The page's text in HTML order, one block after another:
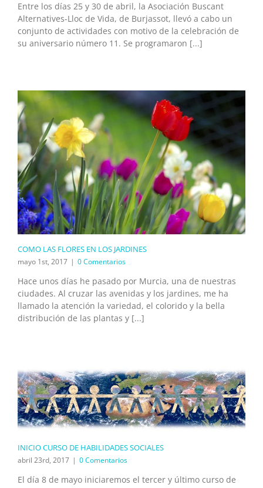
Entre los días 25 y 30 de abril, la Asociación Buscant
Alternatives-Lloc de Vida, de Burjassot, llevó a cabo un
conjunto de actividades con motivo de la celebración de
su aniversario número 11. Se programaron [...]
COMO LAS FLORES EN LOS JARDINES
mayo 1st, 2017 | 0 Comentarios
Hace unos días he pasado por Murcia, una de nuestras
ciudades. Al cruzar las avenidas y los jardines, me ha
llamado la atención la variedad, el colorido y la bella
distribución de las plantas y [...]
INICIO CURSO DE HABILIDADES SOCIALES
abril 23rd, 2017 | 0 Comentarios
El día 8 de mayo iniciaremos el tercer y último curso de